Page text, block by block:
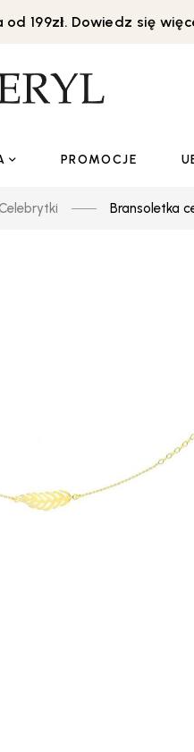
199zł. Dowiedz się
PROMOCJE
Celebrytki Bransoletka